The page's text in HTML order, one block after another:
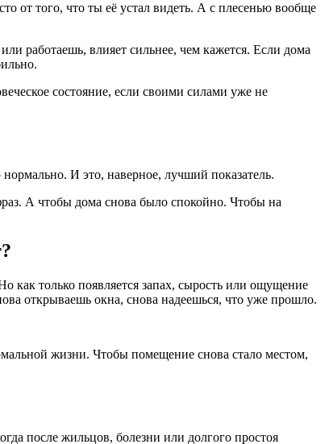
от того, что ты её устал видеть. А с плесенью вообще
работаешь, влияет сильнее, чем кажется. Если дома
состояние, если своими силами уже не
И это, наверное, лучший показатель.
А чтобы дома снова было спокойно. Чтобы на
только появляется запах, сырость или ощущение
открываешь окна, снова надеешься, что уже прошло.
жизни. Чтобы помещение снова стало местом,
после жильцов, болезни или долгого простоя